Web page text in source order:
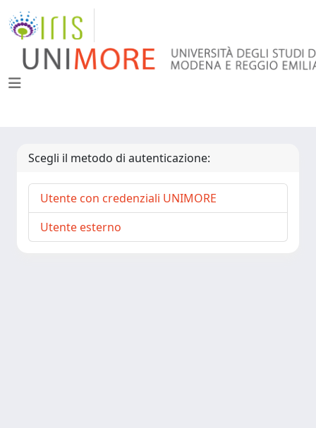
Scegli il metodo di autenticazione:
Utente con credenziali UNIMORE
Utente esterno